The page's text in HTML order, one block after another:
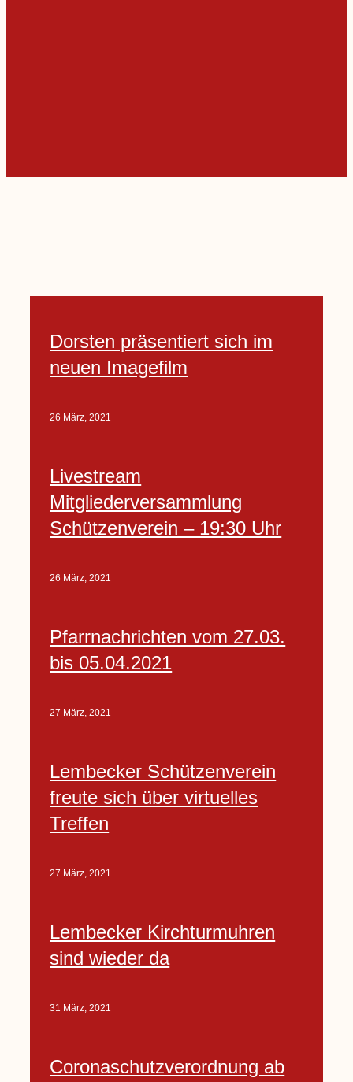
Dorsten präsentiert sich im
neuen Imagefilm
26 März, 2021
Livestream
Mitgliederversammlung
Schützenverein – 19:30 Uhr
26 März, 2021
Pfarrnachrichten vom 27.03.
bis 05.04.2021
27 März, 2021
Lembecker Schützenverein
freute sich über virtuelles
Treffen
27 März, 2021
Lembecker Kirchturmuhren
sind wieder da
31 März, 2021
Coronaschutzverordnung ab